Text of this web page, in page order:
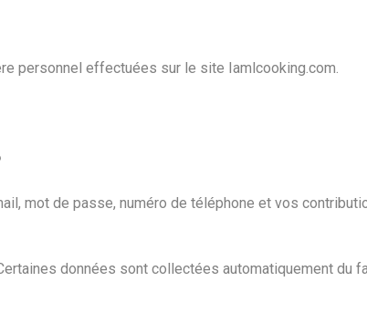
personnel effectuées sur le site Iamlcooking.com.
mot de passe, numéro de téléphone et vos
données sont collectées automatiquement du